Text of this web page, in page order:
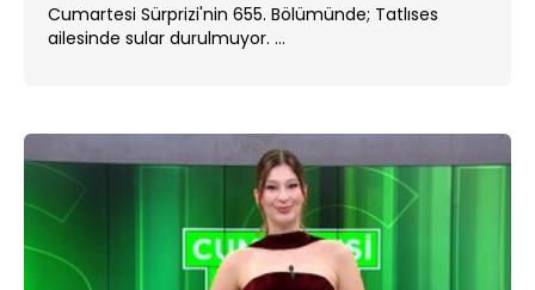
Cumartesi Sürprizi'nin 655. Bölümünde; Tatlıses
ailesinde sular durulmuyor. ...